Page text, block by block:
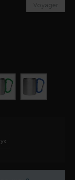
Voyager